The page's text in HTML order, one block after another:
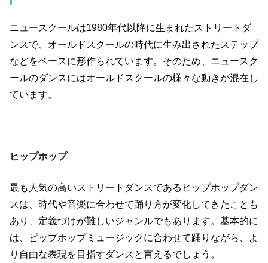
ニュースクールは1980年代以降に生まれたストリートダ
ンスで、オールドスクールの時代に生み出されたステップ
などをベースに形作られています。そのため、ニュースク
ールのダンスにはオールドスクールの様々な動きが混在し
ています。
ヒップホップ
最も人気の高いストリートダンスであるヒップホップダン
スは、時代や音楽に合わせて踊り方が変化してきたことも
あり、定義づけが難しいジャンルでもあります。基本的に
は、ピップホップミュージックに合わせて踊りながら、よ
り自由な表現を目指すダンスと言えるでしょう。